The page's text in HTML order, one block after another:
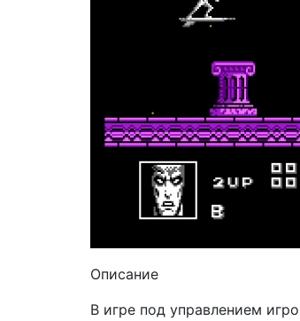
Описание
В игре под управлением